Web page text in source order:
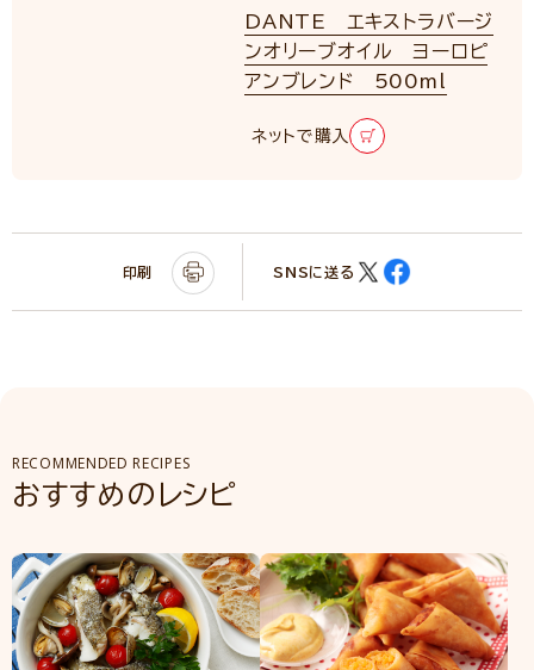
DANTE エキストラバージ
ンオリーブオイル ヨーロピ
アンブレンド 500ml
ネットで購入
印刷 SNSに送る
RECOMMENDED RECIPES
おすすめのレシピ